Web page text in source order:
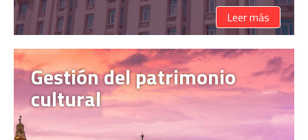
Leer más
Gestión del patrimonio
cultural